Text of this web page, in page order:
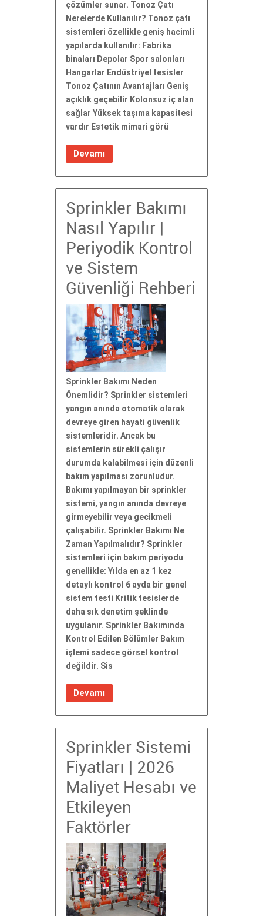
çözümler sunar. Tonoz Çatı
Nerelerde Kullanılır? Tonoz çatı
sistemleri özellikle geniş hacimli
yapılarda kullanılır: Fabrika
binaları Depolar Spor salonları
Hangarlar Endüstriyel tesisler
Tonoz Çatının Avantajları Geniş
açıklık geçebilir Kolonsuz iç alan
sağlar Yüksek taşıma kapasitesi
vardır Estetik mimari görü
Devamı
Sprinkler Bakımı
Nasıl Yapılır |
Periyodik Kontrol
ve Sistem
Güvenliği Rehberi
Sprinkler Bakımı Neden
Önemlidir? Sprinkler sistemleri
yangın anında otomatik olarak
devreye giren hayati güvenlik
sistemleridir. Ancak bu
sistemlerin sürekli çalışır
durumda kalabilmesi için düzenli
bakım yapılması zorunludur.
Bakımı yapılmayan bir sprinkler
sistemi, yangın anında devreye
girmeyebilir veya gecikmeli
çalışabilir. Sprinkler Bakımı Ne
Zaman Yapılmalıdır? Sprinkler
sistemleri için bakım periyodu
genellikle: Yılda en az 1 kez
detaylı kontrol 6 ayda bir genel
sistem testi Kritik tesislerde
daha sık denetim şeklinde
uygulanır. Sprinkler Bakımında
Kontrol Edilen Bölümler Bakım
işlemi sadece görsel kontrol
değildir. Sis
Devamı
Sprinkler Sistemi
Fiyatları | 2026
Maliyet Hesabı ve
Etkileyen
Faktörler